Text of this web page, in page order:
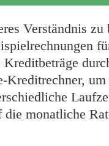
Verständnis zu
Kreditbeträge
Kreditrechner, um
die monatliche